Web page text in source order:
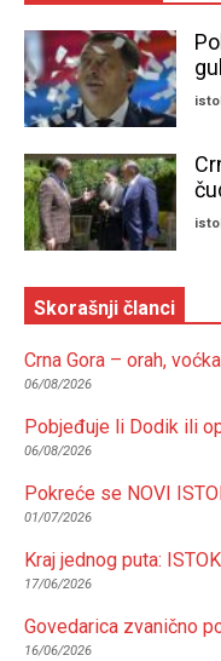
Skorašnji članci
Crna Gora – orah,
06/08/2026
Pobjeđuje li Dodik ili
06/08/2026
Pokreće se NOVI
01/07/2026
Kraj jednog puta:
17/06/2026
Govedarica zvanično
16/06/2026